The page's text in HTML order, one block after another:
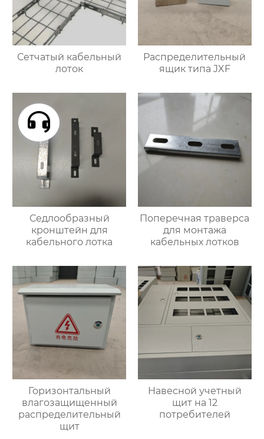
Сетчатый кабельный
лоток
Распределительный
ящик типа JXF
Седлообразный
кронштейн для
кабельного лотка
Поперечная траверса
для монтажа
кабельных лотков
Горизонтальный
влагозащищенный
распределительный
щит
Навесной учетный
щит на 12
потребителей